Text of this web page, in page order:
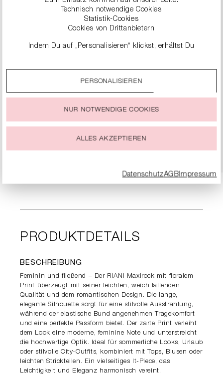
124,90 € 249,00 €
PRODUKTDETAILS
BESCHREIBUNG
Feminin und fließend – Der RIANI Maxirock mit floralem
Print überzeugt mit seiner leichten, weich fallenden
Qualität und dem romantischen Design. Die lange,
elegante Silhouette sorgt für eine stilvolle Ausstrahlung,
während der elastische Bund angenehmen Tragekomfort
und eine perfekte Passform bietet. Der zarte Print verleiht
dem Look eine moderne, feminine Note und unterstreicht
die hochwertige Optik. Ideal für sommerliche Looks, Urlaub
oder stilvolle City-Outfits, kombiniert mit Tops, Blusen oder
leichten Strickteilen. Ein vielseitiges It-Piece, das
Leichtigkeit und Eleganz harmonisch vereint.
Technisch notwendige Cookies
Statistik-Cookies
Cookies von Drittanbietern
Indem Du auf „Personalisieren“ klickst, erhältst Du
Durch einen Klick auf das Auswahlfeld „Alle akzeptieren“
stimmst Du der Verwendung aller Cookies zu, die unter
jeder Zeit ändern oder widerrufen.
PERSONALISIEREN
NUR NOTWENDIGE COOKIES
ALLES AKZEPTIEREN
DatenschutzAGBImpressum